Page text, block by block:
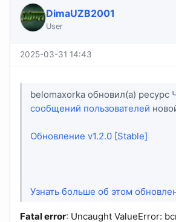
DimaUZB2001
User
2025-03-31 14:43
belomaxorka обновил(а) ресурс
сообщений пользователей
Обновление v1.2.0 [Stable]
Узнать больше об этом
Fatal error: Uncaught ValueError: